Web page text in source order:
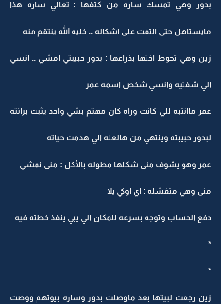
بدور وهي تمسك ساره من كتفها : تعالي ساره هذا
مايستاهل حتى التفت على اشكاله .. خليه الله ينتقم منه
زين وهي تحوط اختها بذراعها : بدور حبيبتي امشي .. انسي
الي شفتيه وانسي شخص اسمه عمر
عمر ماانتبه للي كانت وراه كان مهتم بشي واحد يثبت برائته
لبدور حبيبته وينتهي من هالعله الي هدمت حياته
عمر وهو يشوف منى شكلها مطوله بالأكل : منى نمشي
منى وهي متفشله : اي اوكي يلا
دفع الحساب وتوجه بسرعه للمكان الي يبي ينفذ خطته فيه
*
*
زين رجعت لبيتها بعد ماوصلت بدور وساره بيوتهم ووصت